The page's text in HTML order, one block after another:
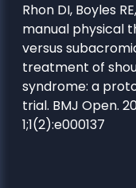
Rhon DI, Boyles
manual physical
versus
treatment of
syndrome: a
trial. BMJ Open.
1;1(2):e000137